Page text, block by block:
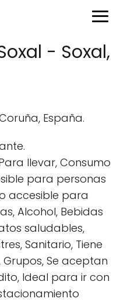
- Soxal,
España.
llevar, Consumo
para personas
accesible para
Alcohol, Bebidas
saludables,
Sanitario, Tiene
Se aceptan
Ideal para ir con